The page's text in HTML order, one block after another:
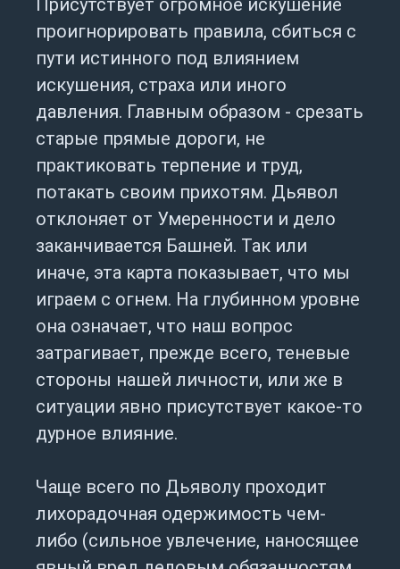
Присутствует огромное искушение
проигнорировать правила, сбиться с
пути истинного под влиянием
искушения, страха или иного
давления. Главным образом - срезать
старые прямые дороги, не
практиковать терпение и труд,
потакать своим прихотям. Дьявол
отклоняет от Умеренности и дело
заканчивается Башней. Так или
иначе, эта карта показывает, что мы
играем с огнем. На глубинном уровне
она означает, что наш вопрос
затрагивает, прежде всего, теневые
стороны нашей личности, или же в
ситуации явно присутствует какое-то
дурное влияние.
Чаще всего по Дьяволу проходит
лихорадочная одержимость чем-
либо (сильное увлечение, наносящее